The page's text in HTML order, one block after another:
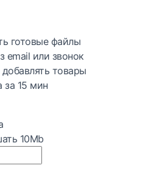
готовые файлы
email или звонок
товары
за 15 мин
10Mb